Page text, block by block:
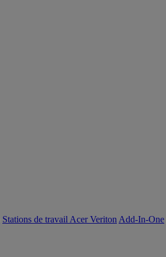
Stations de travail Acer Veriton Add-In-One